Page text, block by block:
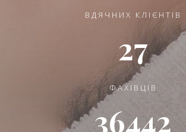
ВДЯЧНИХ КЛІЄНТІВ
27
ФАХІВЦІВ
36442